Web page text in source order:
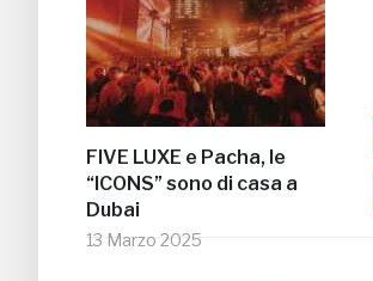
FIVE LUXE e Pacha, le
“ICONS” sono di casa a
Dubai
13 Marzo 2025